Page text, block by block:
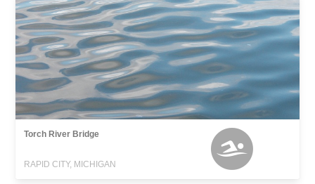
Torch River Bridge
RAPID CITY, MICHIGAN